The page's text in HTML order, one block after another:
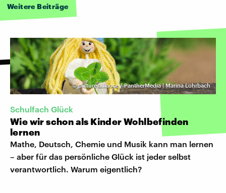
Weitere Beiträge
©picture alliance / PantherMedia | Marina Lohrbach
Schulfach Glück
Wie wir schon als Kinder Wohlbefinden
lernen
Mathe, Deutsch, Chemie und Musik kann man lernen
– aber für das persönliche Glück ist jeder selbst
verantwortlich. Warum eigentlich?